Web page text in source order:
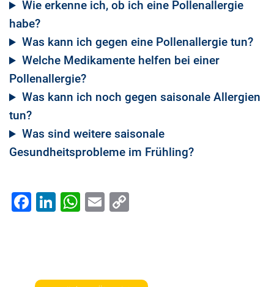
Wie erkenne ich, ob ich eine Pollenallergie
habe?
Was kann ich gegen eine Pollenallergie tun?
Welche Medikamente helfen bei einer
Pollenallergie?
Was kann ich noch gegen saisonale Allergien
tun?
Was sind weitere saisonale
Gesundheitsprobleme im Frühling?
Facebook
LinkedIn
WhatsApp
Email